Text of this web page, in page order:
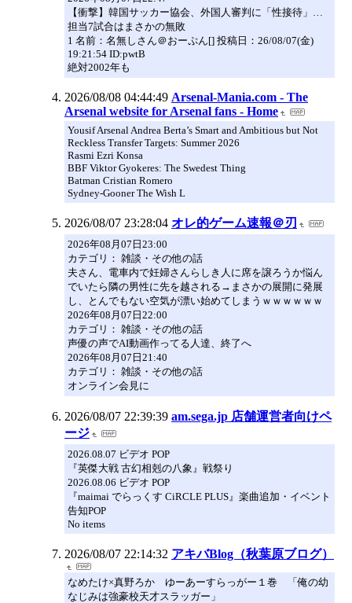
【衝撃】韓国サッカー協会、外国人審判に「性接待」…
担当7試合はまさかの無敗
1 名前：名無しさん＠おーぷん[] 投稿日：26/08/07(金)
19:21:54 ID:pwtB
絶対2002年も
2026/08/08 04:44:49 Arsenal-Mania.com - The
Arsenal website for Arsenal fans - Home
Yousif Arsenal Andrea Berta’s Smart and Ambitious but Not
Reckless Transfer Targets: Summer 2026
Rasmi Ezri Konsa
BBF Viktor Gyokeres: The Swedest Thing
Batman Cristian Romero
Sydney-Gooner The Wish L
2026/08/07 23:28:04 オレ的ゲーム速報＠刃
2026年08月07日23:00
カテゴリ： 雑談・その他の話
夫さん、電車内で妊婦さんらしき人に席を譲ろうか悩ん
でいたら隣の男性に先を越される→まさかの展開に発展
し、とんでもない空気が漂い始めてしまうｗｗｗｗｗｗ
2026年08月07日22:00
カテゴリ： 雑談・その他の話
声優の声でAI動画作ってる人達、終了へ
2026年08月07日21:40
カテゴリ： 雑談・その他の話
オンライン会見に
2026/08/07 22:39:39 am.sega.jp 店舗運営者向けペ
ージ
2026.08.07 ビデオ POP
『英傑大戦 古幻相剋の八象』戦祭り
2026.08.06 ビデオ POP
『maimai でらっくす CiRCLE PLUS』楽曲追加・イベント
告知POP
No items
2026/08/07 22:14:32 アキバBlog（秋葉原ブログ）
なめたけ×真野ろか ゆーあーすらっがー１巻 「俺の幼
なじみは強豪校天才スラッガー」